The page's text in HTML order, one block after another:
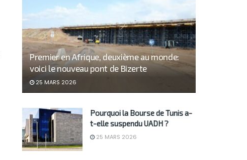
Premier en Afrique, deuxième au monde:
voici le nouveau pont de Bizerte
25 MARS 2026
Pourquoi la Bourse de Tunis a-
t-elle suspendu UADH ?
25 MARS 2026